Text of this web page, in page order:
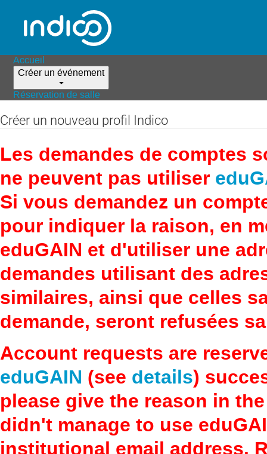
Accueil
Créer un événement
Réservation de salle
Créer un nouveau profil Indico
Les demandes de comptes
ne peuvent pas utiliser
Si vous demandez un
pour indiquer la raison, en
eduGAIN et d'utiliser une
demandes utilisant des
similaires, ainsi que celles
demande, seront refusées
Account requests are
eduGAIN (see details)
please give the reason in
didn't manage to use